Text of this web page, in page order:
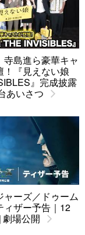
寺島進ら豪華キャ
！『見えない娘
』完成披露
あいさつ
ャーズ／ドゥーム
ィザー予告｜12
劇場公開